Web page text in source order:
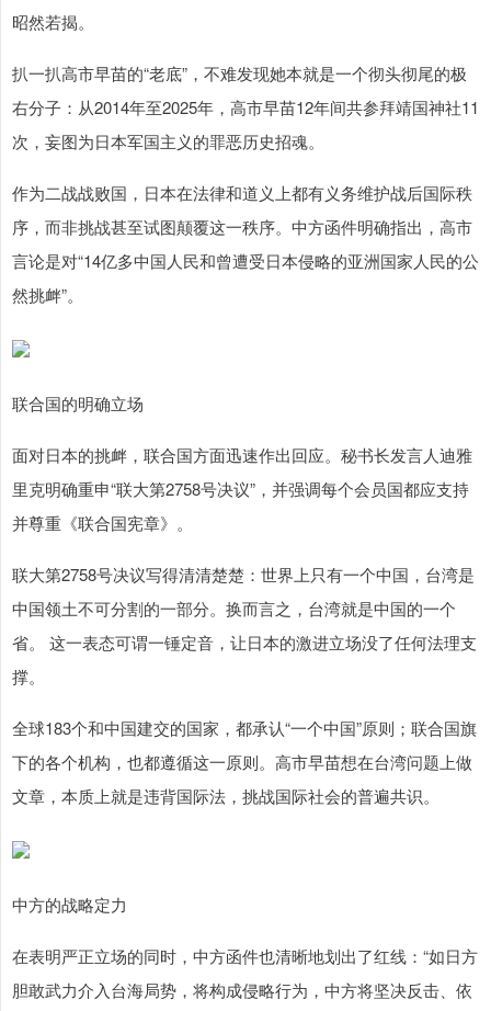
昭然若揭。
扒一扒高市早苗的“老底”，不难发现她本就是一个彻头彻尾的极
右分子：从2014年至2025年，高市早苗12年间共参拜靖国神社11
次，妄图为日本军国主义的罪恶历史招魂。
作为二战战败国，日本在法律和道义上都有义务维护战后国际秩
序，而非挑战甚至试图颠覆这一秩序。中方函件明确指出，高市
言论是对“14亿多中国人民和曾遭受日本侵略的亚洲国家人民的公
然挑衅”。
联合国的明确立场
面对日本的挑衅，联合国方面迅速作出回应。秘书长发言人迪雅
里克明确重申“联大第2758号决议”，并强调每个会员国都应支持
并尊重《联合国宪章》。
联大第2758号决议写得清清楚楚：世界上只有一个中国，台湾是
中国领土不可分割的一部分。换而言之，台湾就是中国的一个
省。 这一表态可谓一锤定音，让日本的激进立场没了任何法理支
撑。
全球183个和中国建交的国家，都承认“一个中国”原则；联合国旗
下的各个机构，也都遵循这一原则。高市早苗想在台湾问题上做
文章，本质上就是违背国际法，挑战国际社会的普遍共识。
中方的战略定力
在表明严正立场的同时，中方函件也清晰地划出了红线：“如日方
胆敢武力介入台海局势，将构成侵略行为，中方将坚决反击、依